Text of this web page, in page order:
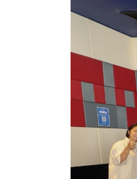
ผู้
KYOTO
UNIVERSITY
และ
จัด
กิจกรรม
KYOTO
UNIVERSITY
MINI